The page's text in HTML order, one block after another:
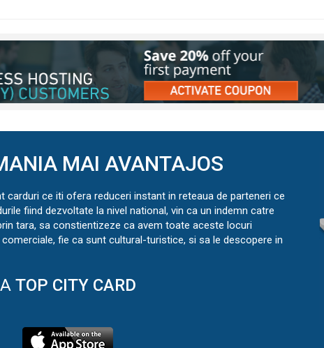
MAI AVANTAJOS
carduri ce iti ofera reduceri instant in reteaua de parteneri ce
fiind dezvoltate la nivel national, vin ca un indemn catre
tara, sa constientizeze ca avem toate aceste locuri
fie ca sunt cultural-turistice, si sa le descopere in
TOP CITY CARD